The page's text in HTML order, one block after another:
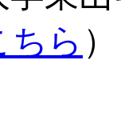
ちら ）